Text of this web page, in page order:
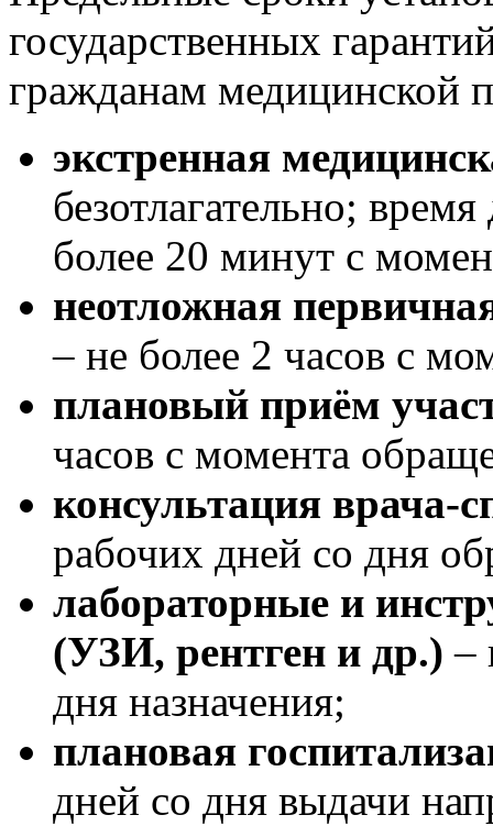
государственных
гражданам медицинской
экстренная
безотлагательно;
более 20 минут с
неотложная
– не более 2 часов с
плановый приём
часов с момента
консультация врача-
рабочих дней со дня
лабораторные и
(УЗИ, рентген и др.) –
дня назначения;
плановая
дней со дня выдачи